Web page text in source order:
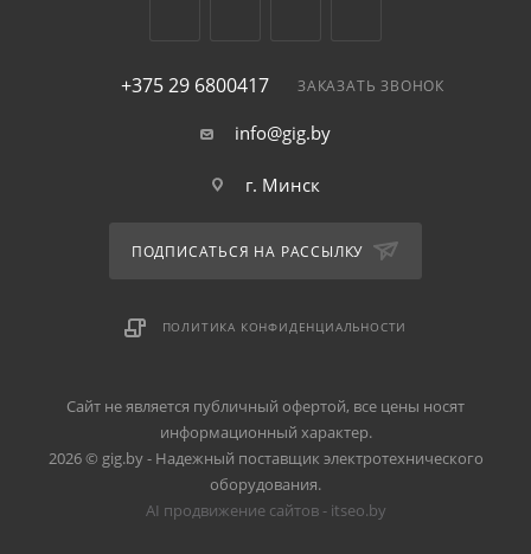
+375 29 6800417 ЗАКАЗАТЬ ЗВОНОК
info@gig.by
г. Минск
ПОДПИСАТЬСЯ НА РАССЫЛКУ
ПОЛИТИКА КОНФИДЕНЦИАЛЬНОСТИ
Сайт не является публичный офертой, все цены носят
информационный характер.
2026 © gig.by - Надежный поставщик электротехнического
оборудования.
AI продвижение сайтов - itseo.by